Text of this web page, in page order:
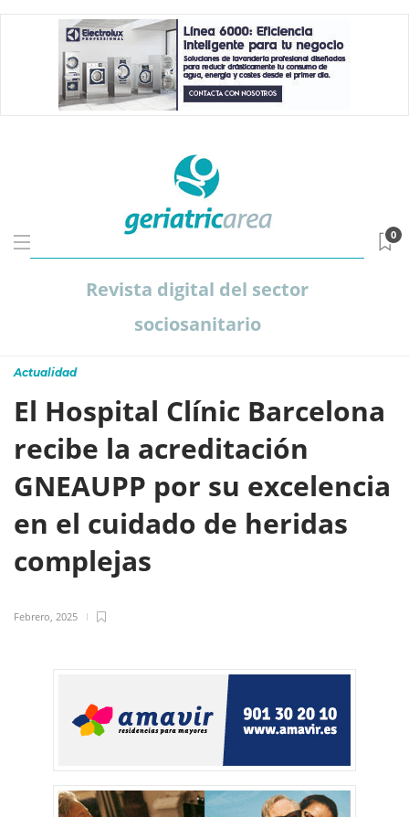
Revista digital del sector
sociosanitario
0
Actualidad
El Hospital Clínic Barcelona
recibe la acreditación
GNEAUPP por su excelencia
en el cuidado de heridas
complejas
Febrero, 2025